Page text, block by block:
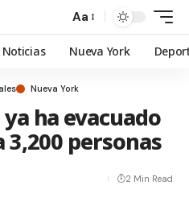
Aa
Noticias Nueva York
Nueva York
ha evacuado
personas
2 Min Read